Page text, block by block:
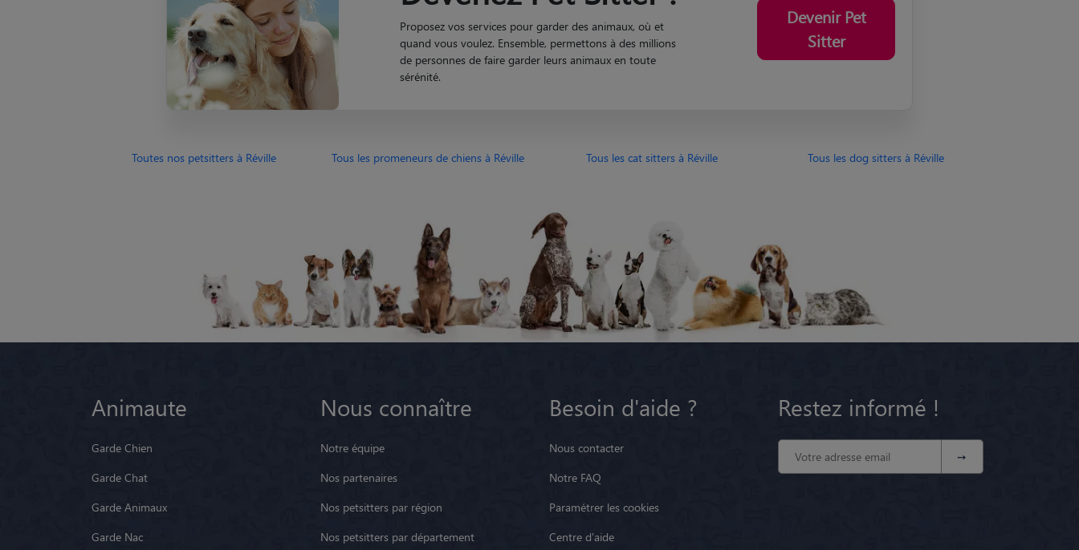
Proposez vos services pour garder des animaux, où et
quand vous voulez. Ensemble, permettons à des millions
de personnes de faire garder leurs animaux en toute
sérénité.
Devenir Pet
Sitter
Toutes nos petsitters à Réville Tous les promeneurs de chiens à Réville Tous les cat sitters à Réville Tous les dog sitters à Réville
Animaute
Garde Chien
Garde Chat
Garde Animaux
Garde Nac
Nous connaître
Notre équipe
Nos partenaires
Nos petsitters par région
Nos petsitters par département
Besoin d'aide ?
Nous contacter
Notre FAQ
Paramétrer les cookies
Centre d'aide
Restez informé !